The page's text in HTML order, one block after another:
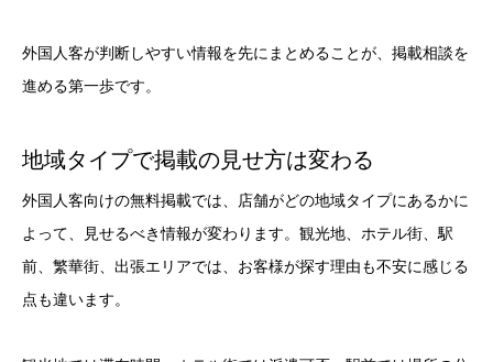
外国人客が判断しやすい情報を先にまとめることが、掲載相談を
進める第一歩です。
地域タイプで掲載の見せ方は変わる
外国人客向けの無料掲載では、店舗がどの地域タイプにあるかに
よって、見せるべき情報が変わります。観光地、ホテル街、駅
前、繁華街、出張エリアでは、お客様が探す理由も不安に感じる
点も違います。